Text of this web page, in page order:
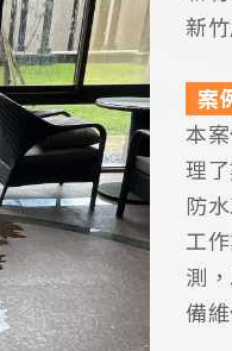
新
案
本
理
防
工
測
備